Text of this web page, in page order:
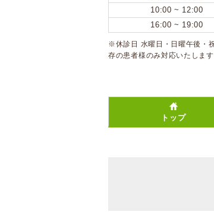
10:00 ~ 12:00
16:00 ~ 19:00
※休診日 水曜日・日曜午後・
存の患者様のみ対応いたします
トップ